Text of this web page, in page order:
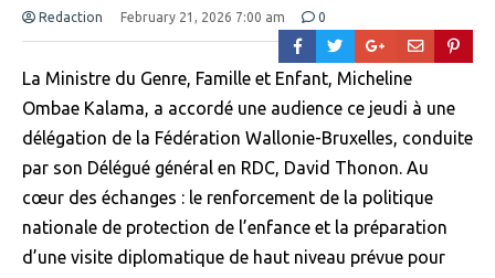
Redaction February 21, 2026 7:00 am 0
La Ministre du Genre, Famille et Enfant, Micheline
Ombae Kalama, a accordé une audience ce jeudi à une
délégation de la Fédération Wallonie-Bruxelles, conduite
par son Délégué général en RDC, David Thonon. Au
cœur des échanges : le renforcement de la politique
nationale de protection de l’enfance et la préparation
d’une visite diplomatique de haut niveau prévue pour